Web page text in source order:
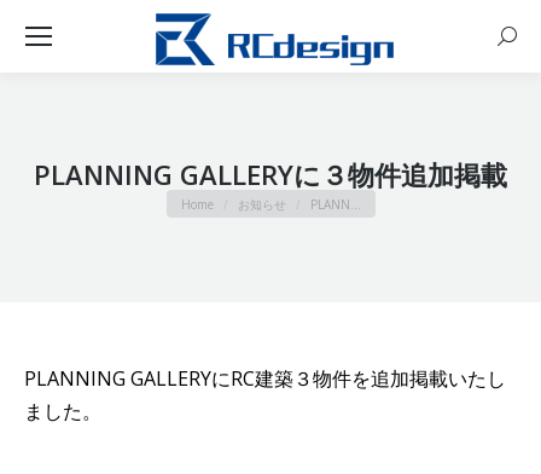
PLANNING GALLERYに３物件追加掲載
You are here:
Home お知らせ PLANN…
PLANNING GALLERYにRC建築３物件を追加掲載いたし
ました。